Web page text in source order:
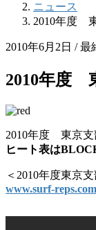
ニュース
2010年度
2010年6月2日 / 最
2010年度
2010年度 東京支
ヒート表は
＜2010年度東京
www.surf-